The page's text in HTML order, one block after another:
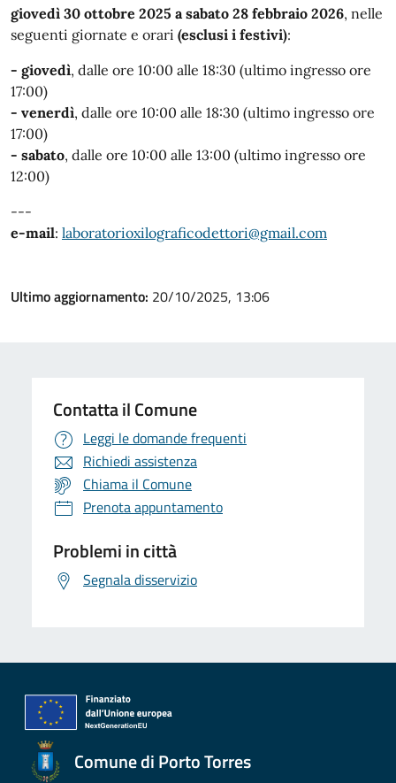
giovedì 30 ottobre 2025 a sabato 28 febbraio 2026, nelle
seguenti giornate e orari (esclusi i festivi):
- giovedì, dalle ore 10:00 alle 18:30 (ultimo ingresso ore
17:00)
- venerdì, dalle ore 10:00 alle 18:30 (ultimo ingresso ore
17:00)
- sabato, dalle ore 10:00 alle 13:00 (ultimo ingresso ore
12:00)
---
e-mail: laboratorioxilograficodettori@gmail.com
Ultimo aggiornamento: 20/10/2025, 13:06
Contatta il Comune
Leggi le domande frequenti
Richiedi assistenza
Chiama il Comune
Prenota appuntamento
Problemi in città
Segnala disservizio
Comune di Porto Torres